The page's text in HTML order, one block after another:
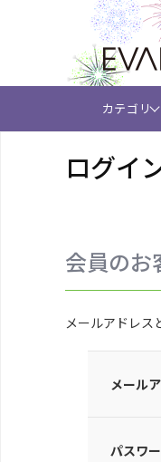
カテゴリ
ログイ
会員のお
メールアドレス
メール
パスワ